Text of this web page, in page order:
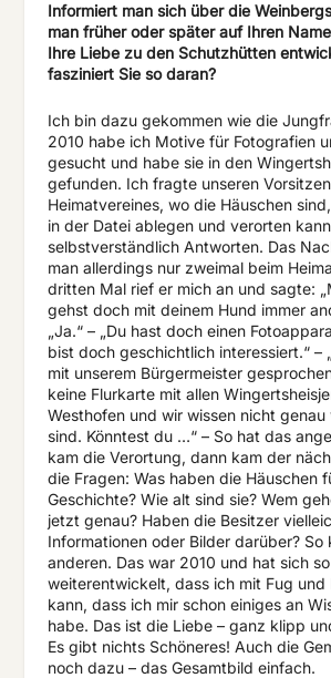
Informiert man sich über die
man früher oder später auf Ihren
Ihre Liebe zu den Schutzhütten
fasziniert Sie so daran?
Ich bin dazu gekommen wie die
2010 habe ich Motive für Fotografien
gesucht und habe sie in den
gefunden. Ich fragte unseren
Heimatvereines, wo die Häuschen
in der Datei ablegen und verorten
selbstverständlich Antworten. Das
man allerdings nur zweimal beim
dritten Mal rief er mich an und sagte:
gehst doch mit deinem Hund immer
„Ja.“ – „Du hast doch einen
bist doch geschichtlich interessiert.“ –
mit unserem Bürgermeister
keine Flurkarte mit allen
Westhofen und wir wissen nicht genau
sind. Könntest du …“ – So hat das
kam die Verortung, dann kam der
die Fragen: Was haben die Häuschen
Geschichte? Wie alt sind sie? Wem
jetzt genau? Haben die Besitzer
Informationen oder Bilder darüber? So
anderen. Das war 2010 und hat sich so
weiterentwickelt, dass ich mit Fug und
kann, dass ich mir schon einiges an
habe. Das ist die Liebe – ganz klipp
Es gibt nichts Schöneres! Auch die
noch dazu – das Gesamtbild einfach.